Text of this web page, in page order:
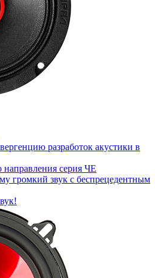
разработок акустики в
серия ЧЕ
громкий звук с беспрецедентным